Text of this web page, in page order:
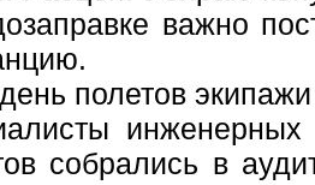
важно
полетов
собрались в